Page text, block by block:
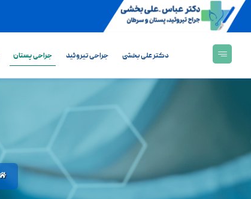
دکتر علی بخشی جراحی تیروئید جراحی پستان